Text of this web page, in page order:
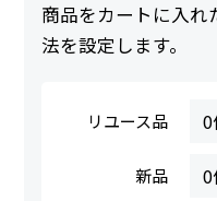
商品をカートに入れ
法を設定します。
リユース品
新品